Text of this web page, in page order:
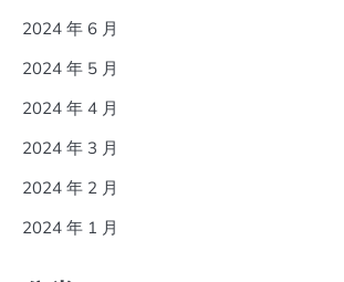
2024 年 6 月
2024 年 5 月
2024 年 4 月
2024 年 3 月
2024 年 2 月
2024 年 1 月